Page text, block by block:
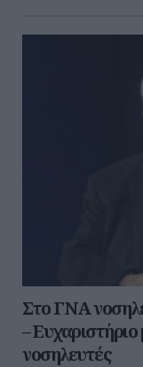
Στο ΓΝΑ
–
νοσηλευτές